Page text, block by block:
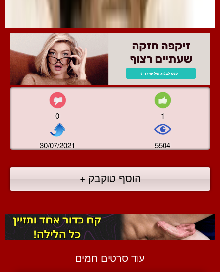
0 1
30/07/2021 5504
הוסף טוקבק +
עוד סרטים חמים